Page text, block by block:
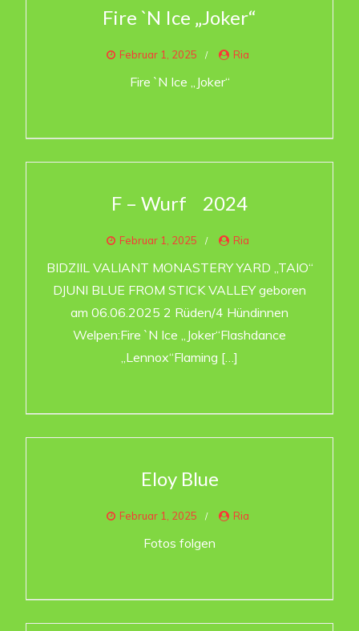
Fire `N Ice „Joker“
Februar 1, 2025 Ria
Fire `N Ice „Joker“
F – Wurf 2024
Februar 1, 2025 Ria
BIDZIIL VALIANT MONASTERY YARD „TAIO“
DJUNI BLUE FROM STICK VALLEY geboren
am 06.06.2025 2 Rüden/4 Hündinnen
Welpen:Fire `N Ice „Joker“Flashdance
„Lennox“Flaming […]
Eloy Blue
Februar 1, 2025 Ria
Fotos folgen